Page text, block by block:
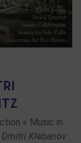
« Music in
Klebanov